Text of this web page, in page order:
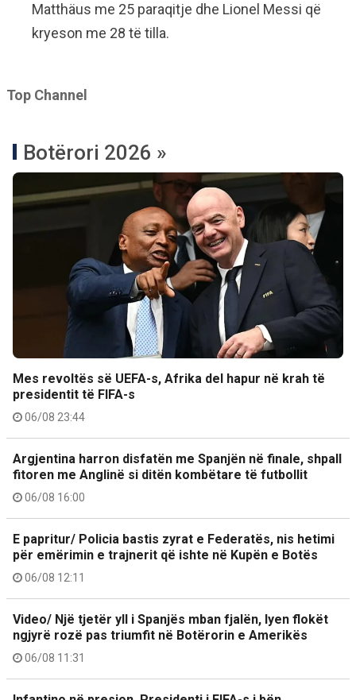
Matthäus me 25 paraqitje dhe Lionel Messi që
kryeson me 28 të tilla.
Top Channel
Botërori 2026 »
Mes revoltës së UEFA-s, Afrika del hapur në krah të
presidentit të FIFA-s
06/08 23:44
Argjentina harron disfatën me Spanjën në finale, shpall
fitoren me Anglinë si ditën kombëtare të futbollit
06/08 16:00
E papritur/ Policia bastis zyrat e Federatës, nis hetimi
për emërimin e trajnerit që ishte në Kupën e Botës
06/08 12:11
Video/ Një tjetër yll i Spanjës mban fjalën, lyen flokët
ngjyrë rozë pas triumfit në Botërorin e Amerikës
06/08 11:31